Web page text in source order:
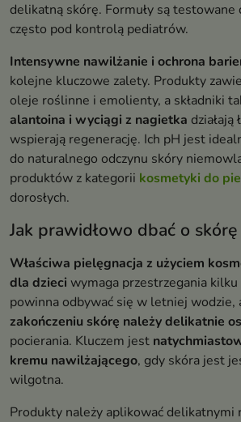
delikatną skórę. Formuły są
często pod kontrolą pediatrów.
Intensywne nawilżanie i ochrona
kolejne kluczowe zalety. Produkty
oleje roślinne i emolienty, a składniki
alantoina i wyciągi z nagietka działają
wspierają regenerację. Ich pH jest
do naturalnego odczynu skóry
produktów z kategorii kosmetyki do
dorosłych.
Jak prawidłowo dbać o
Właściwa pielęgnacja z użyciem
dla dzieci wymaga przestrzegania kilku
powinna odbywać się w letniej wodzie,
zakończeniu skórę należy delikatnie
pocierania. Kluczem jest
kremu nawilżającego, gdy skóra jest
wilgotna.
Produkty należy aplikować delikatnymi